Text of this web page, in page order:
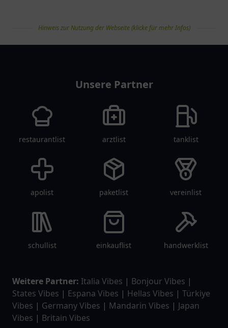
Hinweis zur Nutzung der Webseite (klicke für mehr Infos)
Unsere Partner
restaurantlist arztlist tanklist
apolist paketlist vereinlist
schullist einkauflist handwerklist
Weitere Partner: Italia Vibes | Bonjour Vibes |
States Vibes | Espana Vibes | Hellas Vibes | Türkiye
Vibes | Germany Vibes | Mandarin Vibes | Japan
Vibes | Britain Vibes